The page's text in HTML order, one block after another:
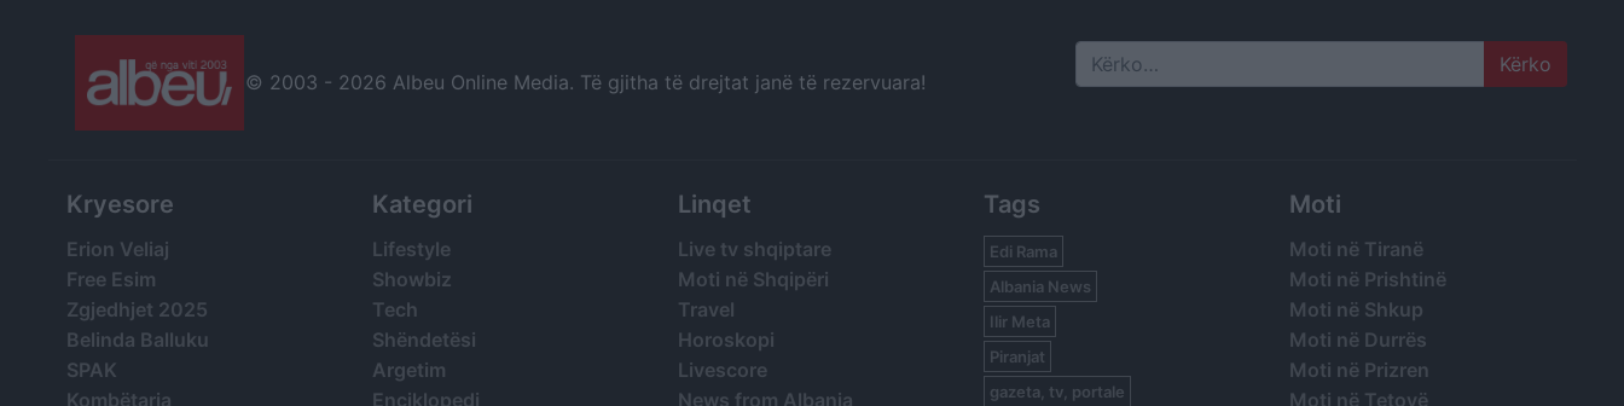
© 2003 - 2026 Albeu Online Media. Të gjitha të drejtat janë të rezervuara! Search
Kryesore
Erion Veliaj
Free Esim
Zgjedhjet 2025
Belinda Balluku
SPAK
Kombëtarja
Kategori
Lifestyle
Showbiz
Tech
Shëndetësi
Argetim
Enciklopedi
Linqet
Live tv shqiptare
Moti në Shqipëri
Travel
Horoskopi
Livescore
News from Albania
Tags
Edi Rama
Albania News
Ilir Meta
Piranjat
gazeta, tv, portale
Moti
Moti në Tiranë
Moti në Prishtinë
Moti në Shkup
Moti në Durrës
Moti në Prizren
Moti në Tetovë